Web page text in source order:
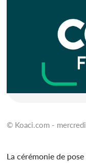
© Koaci.com -
La cérémonie de